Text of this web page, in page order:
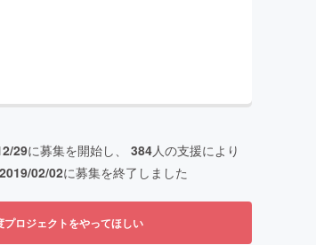
29に募集を開始し、 384人の支援により
2019/02/02に募集を終了しました
プロジェクトをやってほしい